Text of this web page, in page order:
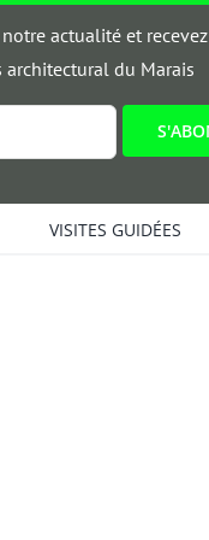
notre actualité et recevez
architectural du Marais
VISITES GUIDÉES